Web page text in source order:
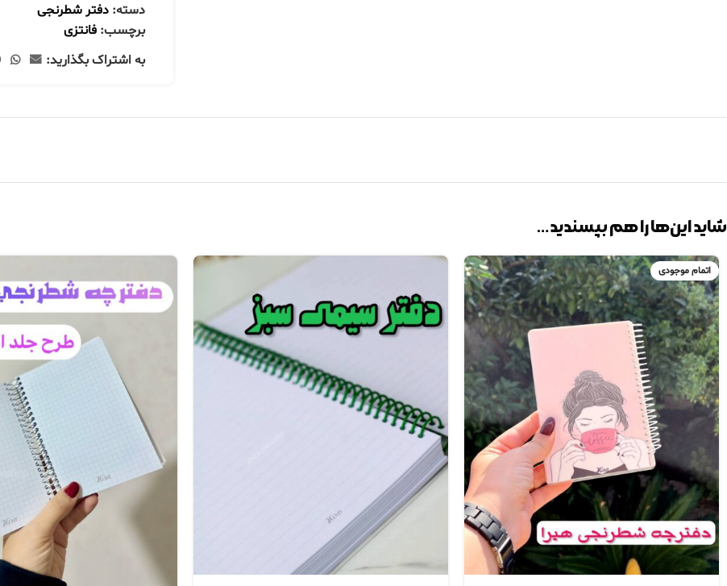
دسته: دفتر شطرنجی
برچسب: فانتزی
به اشتراک بگذارید:
شاید این‌ها را هم بپسندید…
اتمام موجودی